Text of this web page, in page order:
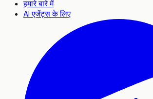
हमारे बारे में
AI एजेंट्स के लिए